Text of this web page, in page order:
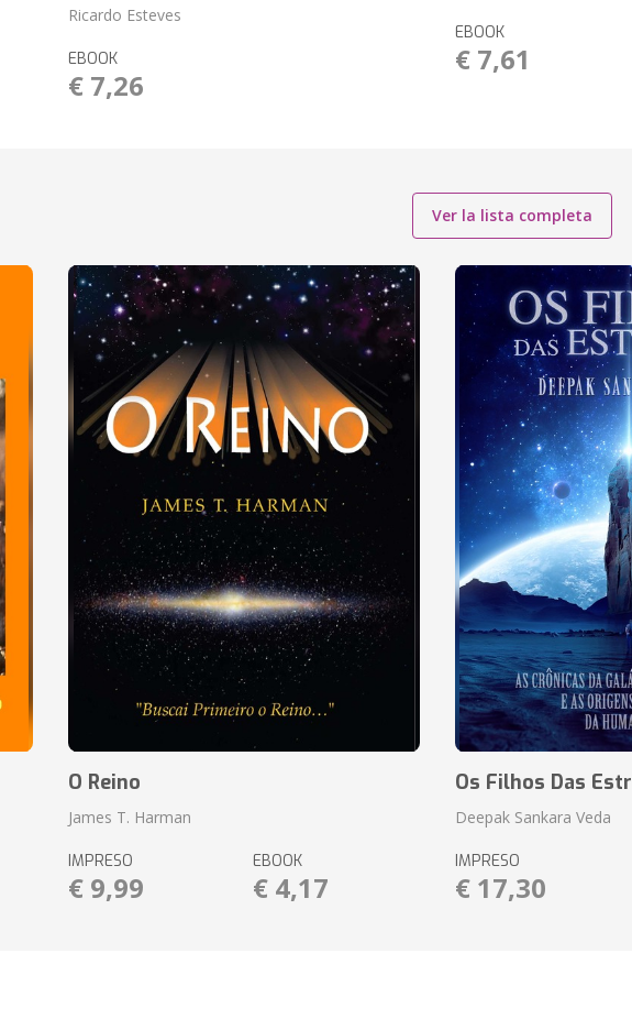
Ricardo Esteves
EBOOK
€ 7,26
EBOOK
€ 7,61
Ver la lista completa
O Reino
James T. Harman
IMPRESO
€ 9,99
EBOOK
€ 4,17
Os Filhos Das
Deepak Sankara Veda
IMPRESO
€ 17,30